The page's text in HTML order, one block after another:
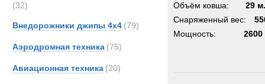
(32)
Внедорожники джипы 4х4 (79)
Аэродромная техника (75)
Авиационная техника (20)
Volvo
Объём ковша:
29
Снаряженный вес:
Мощность:
2600